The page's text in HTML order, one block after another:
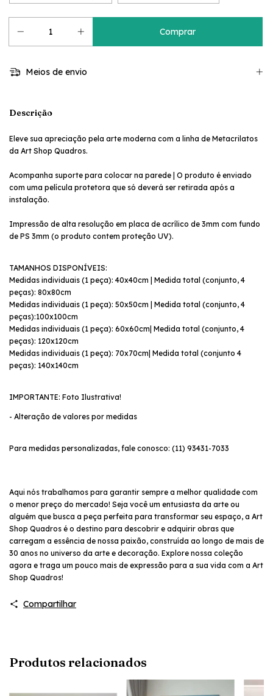
Meios de envio
Descrição
Eleve sua apreciação pela arte moderna com a linha de Metacrilatos
da Art Shop Quadros.
Acompanha suporte para colocar na parede | O produto é enviado
com uma película protetora que só deverá ser retirada após a
instalação.
Impressão de alta resolução em placa de acrílico de 3mm com fundo
de PS 3mm (o produto contem proteção UV).
TAMANHOS DISPONÍVEIS:
Medidas individuais (1 peça): 40x40cm | Medida total (conjunto, 4
peças): 80x80cm
Medidas individuais (1 peça): 50x50cm | Medida total (conjunto, 4
peças):100x100cm
Medidas individuais (1 peça): 60x60cm| Medida total (conjunto, 4
peças): 120x120cm
Medidas individuais (1 peça): 70x70cm| Medida total (conjunto 4
peças): 140x140cm
IMPORTANTE: Foto Ilustrativa!
- Alteração de valores por medidas
Para medidas personalizadas, fale conosco: (11) 93431-7033
Aqui nós trabalhamos para garantir sempre a melhor qualidade com
o menor preço do mercado! Seja você um entusiasta da arte ou
alguém que busca a peça perfeita para transformar seu espaço, a Art
Shop Quadros é o destino para descobrir e adquirir obras que
carregam a essência de nossa paixão, construída ao longo de mais de
30 anos no universo da arte e decoração. Explore nossa coleção
agora e traga um pouco mais de expressão para a sua vida com a Art
Shop Quadros!
Compartilhar
Produtos relacionados